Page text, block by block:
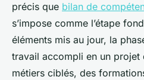
précis que bilan de
s’impose comme l’étape
éléments mis au jour, la
travail accompli en un projet
métiers ciblés, des